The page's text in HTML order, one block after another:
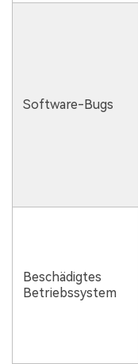
Software-Bugs
Beschädigtes
Betriebssystem